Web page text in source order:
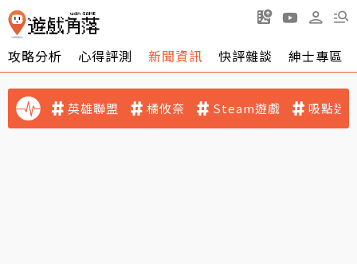
攻略分析 心得評測 新聞資訊 快評雜談 紳士專區
英雄聯盟 橘攸奈 Steam遊戲 吸點迷